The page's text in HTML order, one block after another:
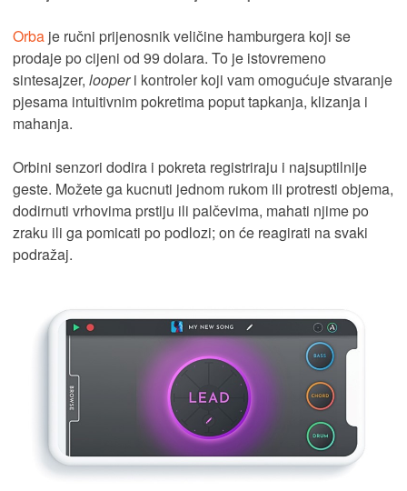
Orba je ručni prijenosnik veličine hamburgera koji se
prodaje po cijeni od 99 dolara. To je istovremeno
sintesajzer, looperi kontroler koji vam omogućuje stvaranje
pjesama intuitivnim pokretima poput tapkanja, klizanja i
mahanja.
Orbini senzori dodira i pokreta registriraju i najsuptilnije
geste. Možete ga kucnuti jednom rukom ili protresti objema,
dodirnuti vrhovima prstiju ili palčevima, mahati njime po
zraku ili ga pomicati po podlozi; on će reagirati na svaki
podražaj.